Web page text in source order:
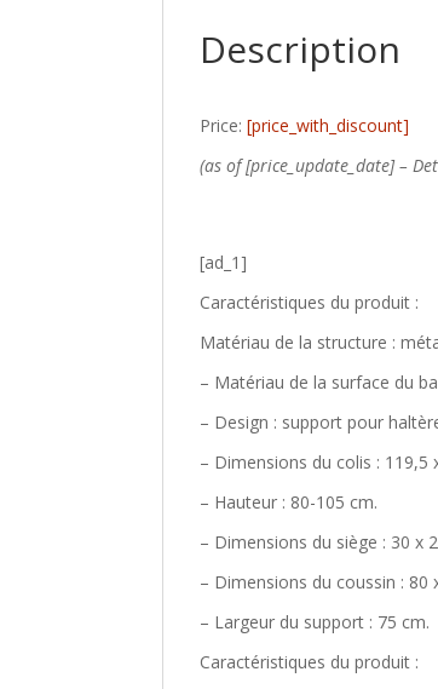
Description
Price:[price_with_discount]
(as of [price_update_date] –
[ad_1]
Caractéristiques du produit :
Matériau de la structure :
– Matériau de la surface du
– Design : support pour
– Dimensions du colis : 119,5
– Hauteur : 80-105 cm.
– Dimensions du siège : 30 x
– Dimensions du coussin : 80
– Largeur du support : 75 cm.
Caractéristiques du produit :